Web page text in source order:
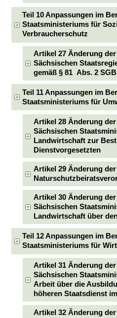
Teil 10 Anpassungen im
Staatsministeriums für
Verbraucherschutz
Artikel 27 Änderung
Sächsischen
gemäß § 81 Abs. 2 SGB
Teil 11 Anpassungen im
Staatsministeriums für
Artikel 28 Änderung
Sächsischen
Landwirtschaft zur
Dienstvorgesetzten
Artikel 29 Änderung der
Artikel 30 Änderung
Sächsischen
Landwirtschaft über
Teil 12 Anpassungen im
Staatsministeriums für
Artikel 31 Änderung
Sächsischen
Arbeit über die
höheren Staatsdienst
Artikel 32 Änderung